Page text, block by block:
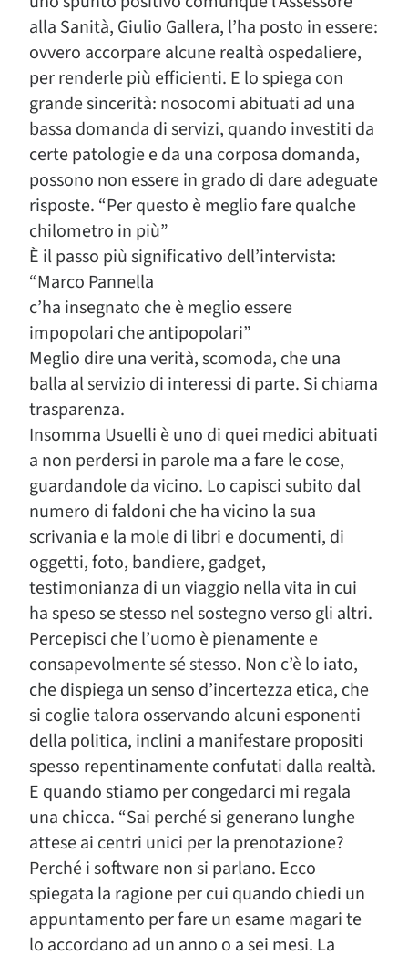
alla Sanità, Giulio Gallera, l’ha posto in essere:
ovvero accorpare alcune realtà ospedaliere,
per renderle più efficienti. E lo spiega con
grande sincerità: nosocomi abituati ad una
bassa domanda di servizi, quando investiti da
certe patologie e da una corposa domanda,
possono non essere in grado di dare adeguate
risposte. “Per questo è meglio fare qualche
chilometro in più”
È il passo più significativo dell’intervista:
“Marco Pannella
c’ha insegnato che è meglio essere
impopolari che antipopolari”
Meglio dire una verità, scomoda, che una
balla al servizio di interessi di parte. Si chiama
trasparenza.
Insomma Usuelli è uno di quei medici abituati
a non perdersi in parole ma a fare le cose,
guardandole da vicino. Lo capisci subito dal
numero di faldoni che ha vicino la sua
scrivania e la mole di libri e documenti, di
oggetti, foto, bandiere, gadget,
testimonianza di un viaggio nella vita in cui
ha speso se stesso nel sostegno verso gli altri.
Percepisci che l’uomo è pienamente e
consapevolmente sé stesso. Non c’è lo iato,
che dispiega un senso d’incertezza etica, che
si coglie talora osservando alcuni esponenti
della politica, inclini a manifestare propositi
spesso repentinamente confutati dalla realtà.
E quando stiamo per congedarci mi regala
una chicca. “Sai perché si generano lunghe
attese ai centri unici per la prenotazione?
Perché i software non si parlano. Ecco
spiegata la ragione per cui quando chiedi un
appuntamento per fare un esame magari te
lo accordano ad un anno o a sei mesi. La